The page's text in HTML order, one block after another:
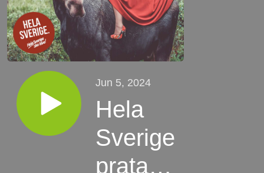
Jun 5, 2024
Hela
Sverige
pratar -